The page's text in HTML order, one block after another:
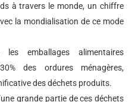
à travers le monde, un chiffre
la mondialisation de ce mode
les emballages alimentaires
des ordures ménagères,
des déchets produits.
grande partie de ces déchets